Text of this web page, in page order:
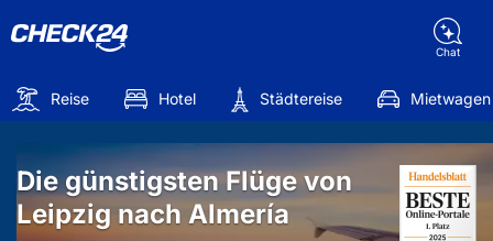
Chat
Reise Hotel Städtereise Mietwagen
Die günstigsten Flüge von
Leipzig nach Almería